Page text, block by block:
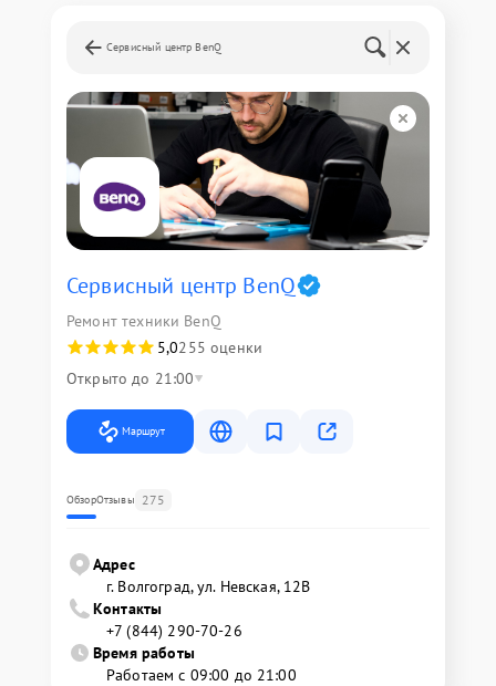
Сервисный центр BenQ
Сервисный центр BenQ
Ремонт техники BenQ
5,0255 оценки
Открыто до 21:00
Маршрут
ОбзорОтзывы 275
Адрес
г. Волгоград, ул. Невская, 12В
Контакты
+7 (844) 290-70-26
Время работы
Работаем с 09:00 до 21:00